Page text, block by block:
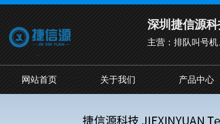
深圳捷信源
主营：排队叫号
网站首页 关于我们 产品中心